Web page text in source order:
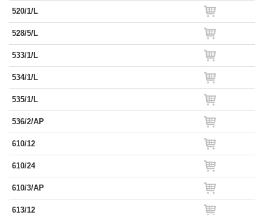
520/1/L
528/5/L
533/1/L
534/1/L
535/1/L
536/2/AP
610/12
610/24
610/3/AP
613/12